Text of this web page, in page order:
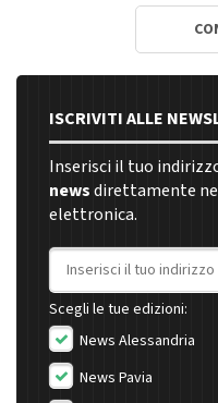
ISCRIVITI ALLE
Inserisci il tuo
newsdirettamente
elettronica.
Indirizzo email
Scegli le tue edizioni:
News Alessandria
News Pavia